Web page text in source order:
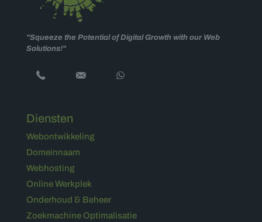
"Squeeze the Potential of Digital Growth with our Web
Solutions!"
Diensten
Webontwikkeling
Domeinnaam
Webhosting
Online Werkplek
Onderhoud & Beheer
Zoekmachine Optimalisatie